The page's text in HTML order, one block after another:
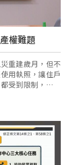
權難題
重建歲月，但不
用執照，讓住戶
受到限制，也容